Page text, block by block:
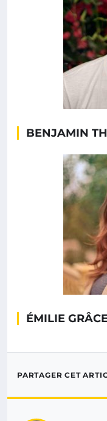
BENJAMIN
ÉMILIE
PARTAGER CET